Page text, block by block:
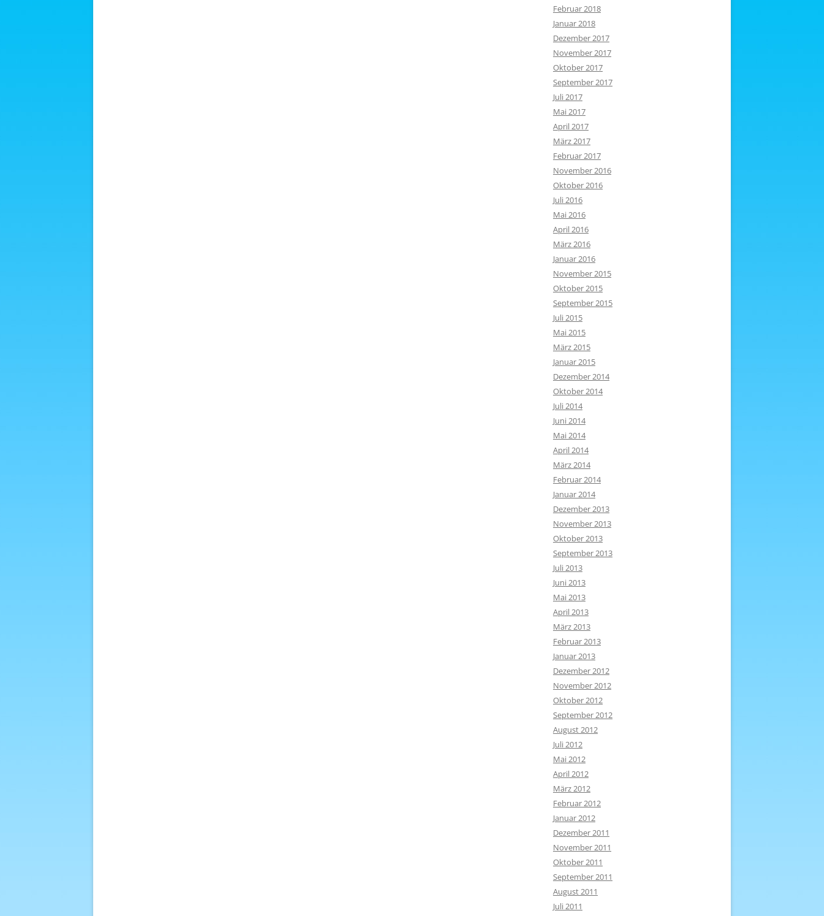
Februar 2018
Januar 2018
Dezember 2017
November 2017
Oktober 2017
September 2017
Juli 2017
Mai 2017
April 2017
März 2017
Februar 2017
November 2016
Oktober 2016
Juli 2016
Mai 2016
April 2016
März 2016
Januar 2016
November 2015
Oktober 2015
September 2015
Juli 2015
Mai 2015
März 2015
Januar 2015
Dezember 2014
Oktober 2014
Juli 2014
Juni 2014
Mai 2014
April 2014
März 2014
Februar 2014
Januar 2014
Dezember 2013
November 2013
Oktober 2013
September 2013
Juli 2013
Juni 2013
Mai 2013
April 2013
März 2013
Februar 2013
Januar 2013
Dezember 2012
November 2012
Oktober 2012
September 2012
August 2012
Juli 2012
Mai 2012
April 2012
März 2012
Februar 2012
Januar 2012
Dezember 2011
November 2011
Oktober 2011
September 2011
August 2011
Juli 2011